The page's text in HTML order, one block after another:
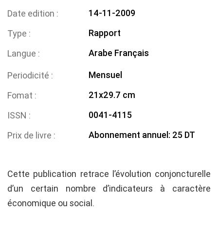
Date edition
14-11-2009
Type
Rapport
Langue
Arabe Français
Periodicité
Mensuel
Fomat
21x29.7 cm
ISSN
0041-4115
Prix de livre
Abonnement annuel: 25 DT
Cette publication retrace l’évolution conjoncturelle
d’un certain nombre d’indicateurs à caractère
économique ou social.